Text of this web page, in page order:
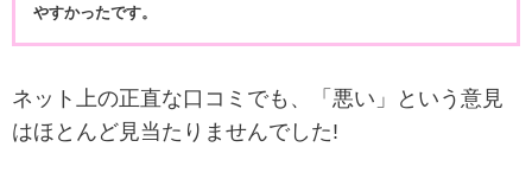
やすかったです。
ネット上の正直な口コミでも、「悪い」という意見
はほとんど見当たりませんでした!